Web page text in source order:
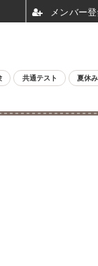
共通テスト 夏休み